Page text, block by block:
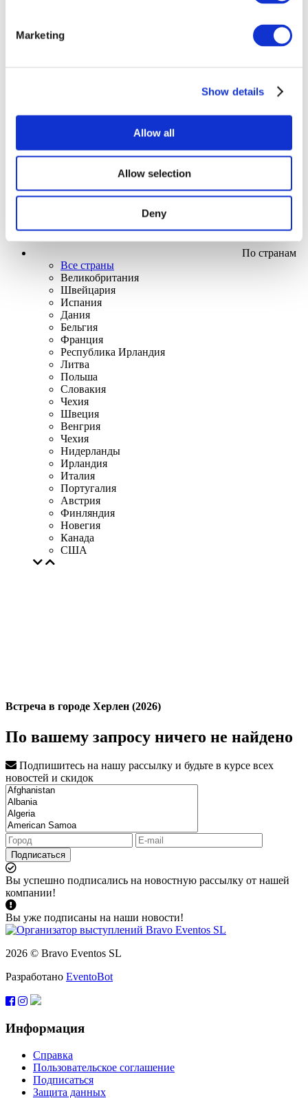
Marketing
Show details
Allow all
Allow selection
Deny
По странам
Все страны
Великобритания
Швейцария
Испания
Дания
Бельгия
Франция
Республика Ирландия
Литва
Польша
Словакия
Чехия
Швеция
Венгрия
Чехия
Нидерланды
Ирландия
Италия
Португалия
Австрия
Финляндия
Новегия
Канада
США
Встреча в городе Херлен (2026)
По вашему запросу ничего не найдено
Подпишитесь на нашу рассылку и будьте в курсе всех
новостей и скидок
Подписаться
Вы успешно подписались на новостную рассылку от нашей
компании!
Вы уже подписаны на наши новости!
2026 © Bravo Eventos SL
Разработано EventoBot
Информация
Справка
Пользовательское соглашение
Подписаться
Защита данных